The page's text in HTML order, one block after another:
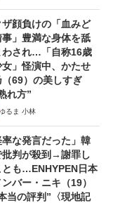
ザ顔負けの「血みど
事」豊満な身体を舐
わされ…「自称16歳
女」怪演中、かたせ
（69）の美しすぎ
れ方”
るま 小林
率な発言だった」韓
批判が殺到→謝罪し
とも…ENHYPEN日本
ンバー・ニキ（19）
当の評判”〈現地記